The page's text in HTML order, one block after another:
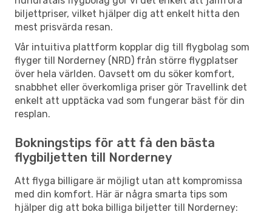
biljettpriser, vilket hjälper dig att enkelt hitta den
mest prisvärda resan.
Vår intuitiva plattform kopplar dig till flygbolag som
flyger till Norderney (NRD) från större flygplatser
över hela världen. Oavsett om du söker komfort,
snabbhet eller överkomliga priser gör Travellink det
enkelt att upptäcka vad som fungerar bäst för din
resplan.
Bokningstips för att få den bästa
flygbiljetten till Norderney
Att flyga billigare är möjligt utan att kompromissa
med din komfort. Här är några smarta tips som
hjälper dig att boka billiga biljetter till Norderney: